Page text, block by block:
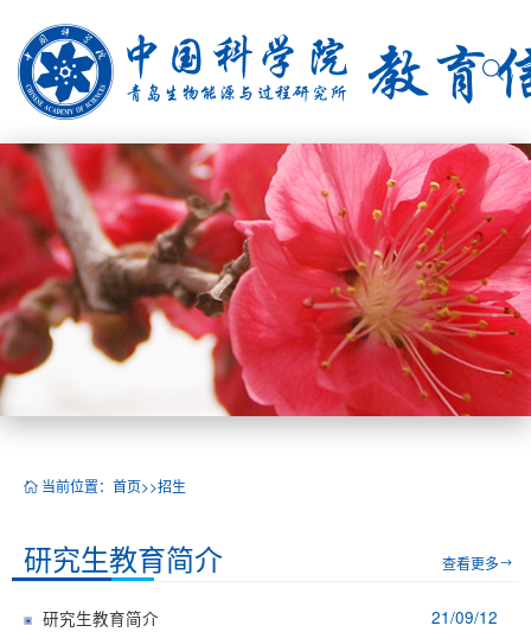
当前位置： 首页>>招生
研究生教育简介 查看更多
研究生教育简介 21/09/12